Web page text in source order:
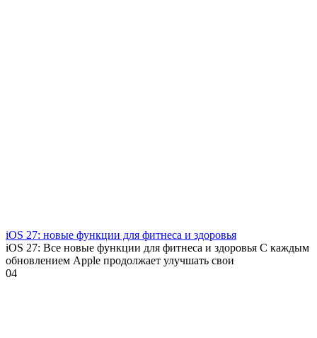
iOS 27: новые функции для фитнеса и здоровья
iOS 27: Все новые функции для фитнеса и здоровья С каждым
обновлением Apple продолжает улучшать свои
04